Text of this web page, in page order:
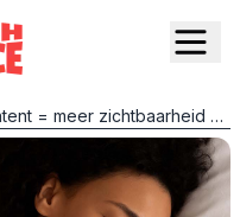
jij + slimme content = meer zichtbaarheid en sales